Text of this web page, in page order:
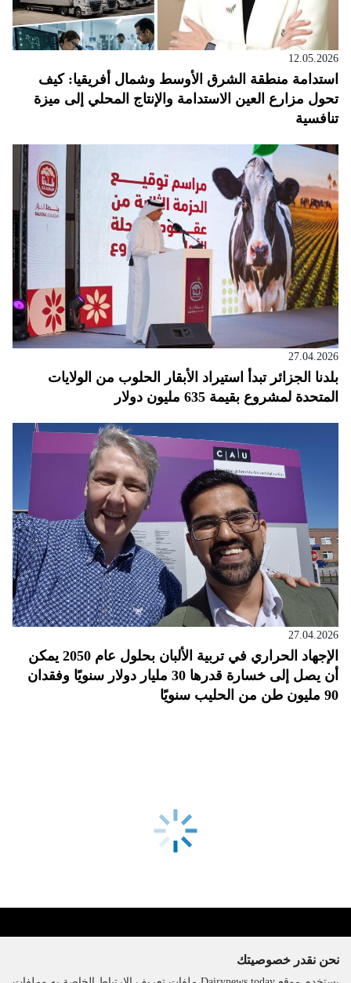
12.05.2026
استدامة منطقة الشرق الأوسط وشمال أفريقيا: كيف
تحول مزارع العين الاستدامة والإنتاج المحلي إلى ميزة
تنافسية
27.04.2026
بلدنا الجزائر تبدأ استيراد الأبقار الحلوب من الولايات
المتحدة لمشروع بقيمة 635 مليون دولار
27.04.2026
الإجهاد الحراري في تربية الألبان بحلول عام 2050 يمكن
أن يصل إلى خسارة قدرها 30 مليار دولار سنويًا وفقدان
90 مليون طن من الحليب سنويًا
نحن نقدر خصوصيتك